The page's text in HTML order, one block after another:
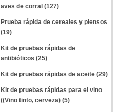
aves de corral (127)
Prueba rápida de cereales y piensos
(19)
Kit de pruebas rápidas de
antibióticos (25)
Kit de pruebas rápidas de aceite (29)
Kit de pruebas rápidas para el vino
((Vino tinto, cerveza) (5)